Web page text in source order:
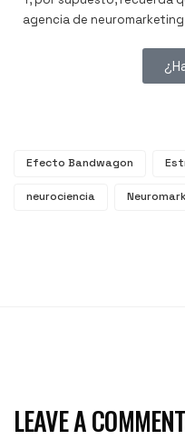
agencia de
Efecto Bandwagon
neurociencia
LEAVE A